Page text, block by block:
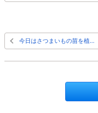
今日はさつまいもの苗を植…